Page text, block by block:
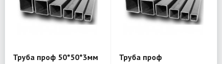
Труба проф 50*50*3мм
Труба проф